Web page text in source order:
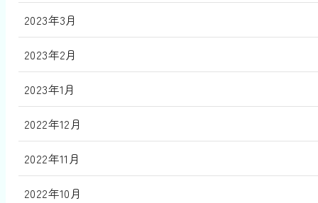
2023年3月
2023年2月
2023年1月
2022年12月
2022年11月
2022年10月